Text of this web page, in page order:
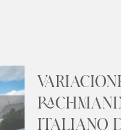
ITALIANO